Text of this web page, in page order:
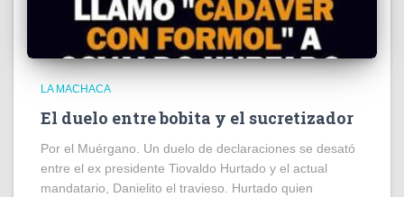
LA MACHACA
El duelo entre bobita y el sucretizador
Por el Muérgano. Un duelo de declaraciones se desató
entre el ex presidente Tiovaldo Hurtado y el actual
mandatario, Danielito el travieso. Hurtado quien